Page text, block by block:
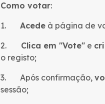
Como votar:
1. Acede à página de
2.
Clica em "Vote" e
o registo;
3. Após confirmação,
sessão;